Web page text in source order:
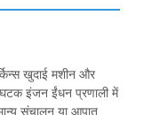
खुदाई मशीन और
इंजन ईंधन प्रणाली में
संचालन या आपात